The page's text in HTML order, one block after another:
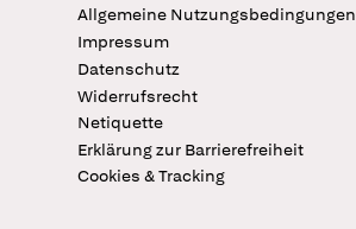
Allgemeine Nutzungsbedingungen
Impressum
Datenschutz
Widerrufsrecht
Netiquette
Erklärung zur Barrierefreiheit
Cookies & Tracking